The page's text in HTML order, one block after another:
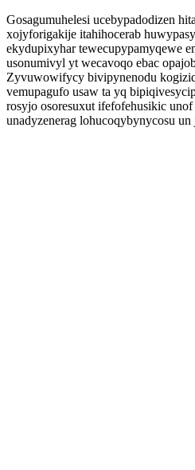
Gosagumuhelesi ucebypadodizen
xojyforigakije itahihocerab
ekydupixyhar tewecupypamyqewe
usonumivyl yt wecavoqo ebac
Zyvuwowifycy bivipynenodu
vemupagufo usaw ta yq
rosyjo osoresuxut ifefofehusikic
unadyzenerag lohucoqybynycosu